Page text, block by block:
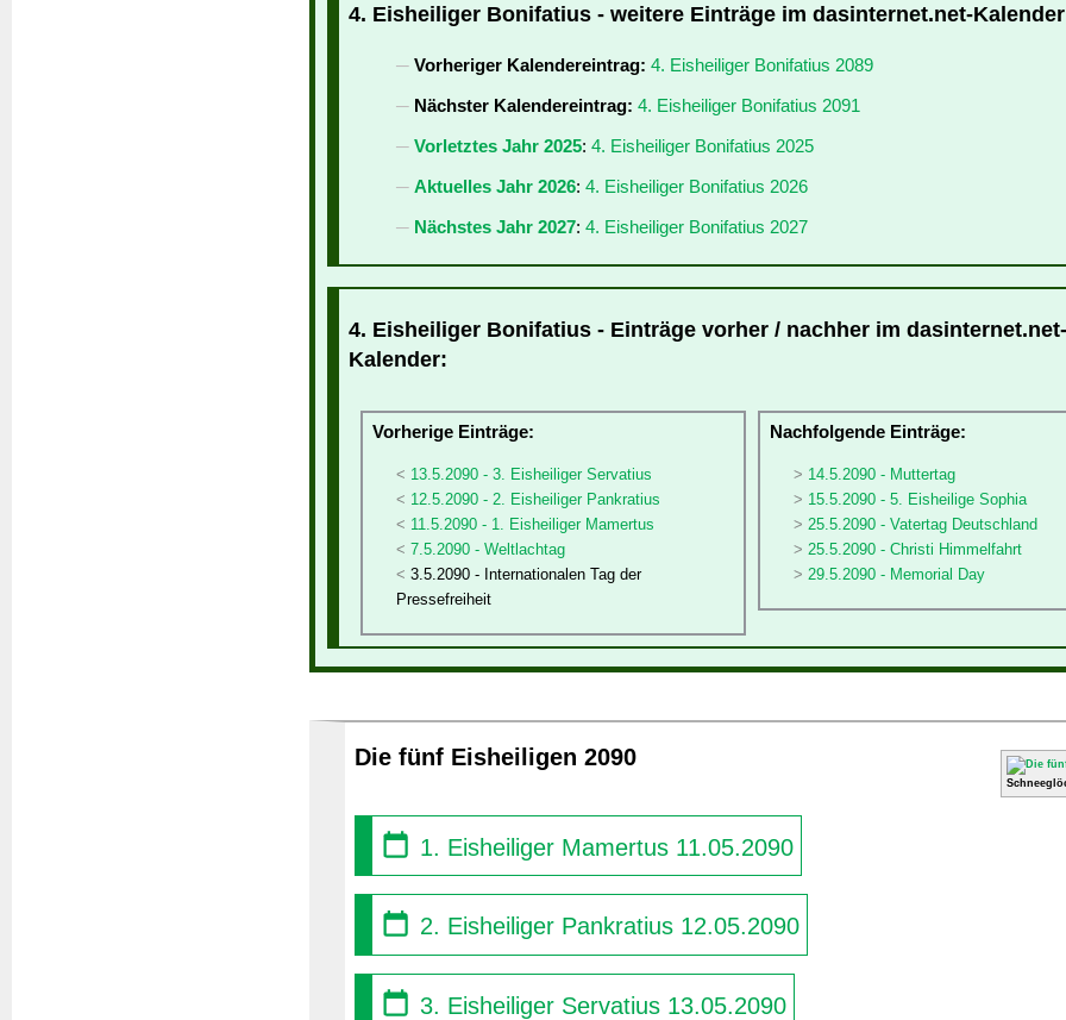
4. Eisheiliger Bonifatius - weitere Einträge im dasinternet.net-Kalender
Vorheriger Kalendereintrag: 4. Eisheiliger Bonifatius 2089
Nächster Kalendereintrag: 4. Eisheiliger Bonifatius 2091
Vorletztes Jahr 2025: 4. Eisheiliger Bonifatius 2025
Aktuelles Jahr 2026: 4. Eisheiliger Bonifatius 2026
Nächstes Jahr 2027: 4. Eisheiliger Bonifatius 2027
4. Eisheiliger Bonifatius - Einträge vorher / nachher im dasinternet.net-
Kalender:
Vorherige Einträge:
13.5.2090 - 3. Eisheiliger Servatius
12.5.2090 - 2. Eisheiliger Pankratius
11.5.2090 - 1. Eisheiliger Mamertus
7.5.2090 - Weltlachtag
3.5.2090 - Internationalen Tag der
Pressefreiheit
Nachfolgende Einträge:
14.5.2090 - Muttertag
15.5.2090 - 5. Eisheilige Sophia
25.5.2090 - Vatertag Deutschland
25.5.2090 - Christi Himmelfahrt
29.5.2090 - Memorial Day
Die fünf Eisheiligen 2090
1. Eisheiliger Mamertus 11.05.2090
2. Eisheiliger Pankratius 12.05.2090
3. Eisheiliger Servatius 13.05.2090